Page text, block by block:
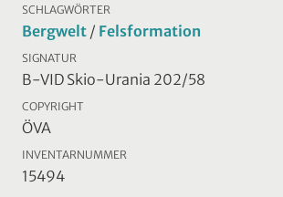
SCHLAGWÖRTER
Bergwelt / Felsformation
SIGNATUR
B-VID Skio-Urania 202/58
COPYRIGHT
ÖVA
INVENTARNUMMER
15494